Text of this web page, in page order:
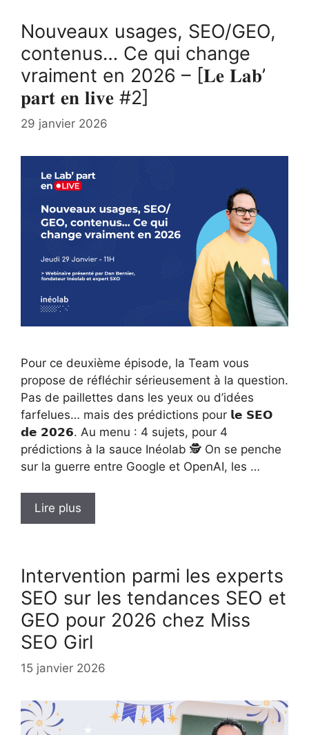
Nouveaux usages, SEO/GEO,
contenus… Ce qui change
vraiment en 2026 – [𝐋𝐞 𝐋𝐚𝐛’
𝐩𝐚𝐫𝐭 𝐞𝐧 𝐥𝐢𝐯𝐞 #2]
29 janvier 2026
Pour ce deuxième épisode, la Team vous
propose de réfléchir sérieusement à la question.
Pas de paillettes dans les yeux ou d’idées
farfelues… mais des prédictions pour 𝗹𝗲 𝗦𝗘𝗢
𝗱𝗲 𝟮𝟬𝟮𝟲. Au menu : 4 sujets, pour 4
prédictions à la sauce Inéolab 🕵️ On se penche
sur la guerre entre Google et OpenAI, les …
Lire plus
Intervention parmi les experts
SEO sur les tendances SEO et
GEO pour 2026 chez Miss
SEO Girl
15 janvier 2026